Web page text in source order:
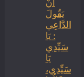
أَنْ
يَقُولَ
الدَّاعِي
: يَا
سَيِّدِي
يَا
سَيِّدِي،